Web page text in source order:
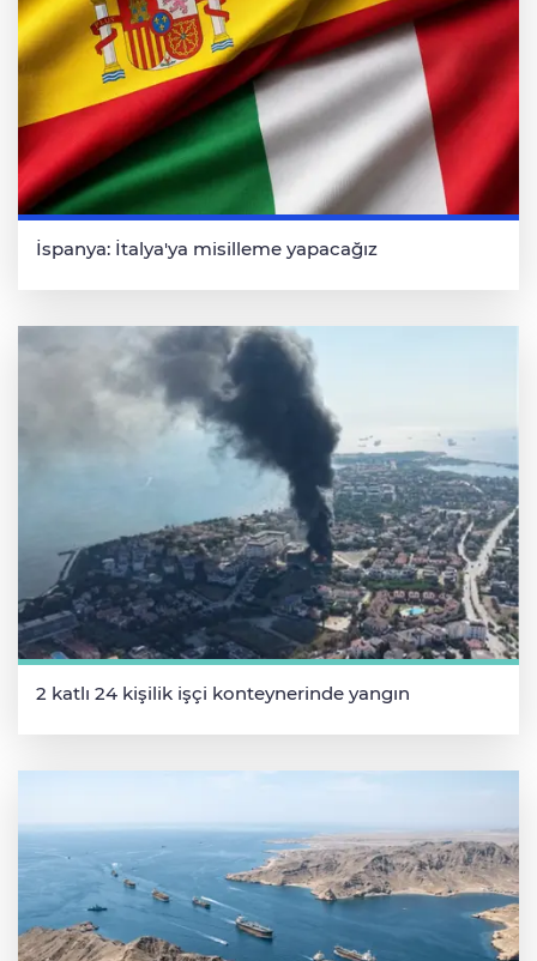
İspanya: İtalya'ya misilleme yapacağız
2 katlı 24 kişilik işçi konteynerinde yangın